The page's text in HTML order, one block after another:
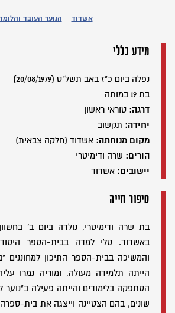
אשדוד הנוער העובד
מידע כללי
נפלה ביום כ"ז באב תשל"ט (20/08/1979)
בת 19 במותה
דרגה: טוראי ראשון
יחידה: תקשוב
מקום מנוחתה: אשדוד (חלקה צבאית)
הורים: שרה ודימיטרי
יישובים: אשדוד
סיפור חייה
באשדוד. טלי למדה בבית-הספר
והמשיכה בבית-הספר התיכון למחוננים
הייתה תלמידה מעולה, ומוריה גמרו
הסתפקה בלימודים והייתה פעילה ב"נוער
שונים, בהם הצטיינה וייצגה את בית-